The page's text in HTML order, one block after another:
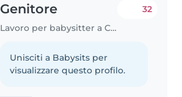
Genitore
Lavoro per babysitter a Como
32
Unisciti a Babysits per
visualizzare questo profilo.